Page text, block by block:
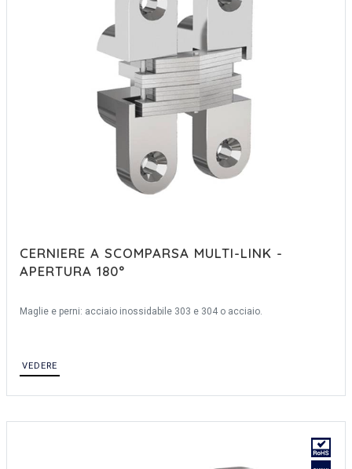
CERNIERE A SCOMPARSA MULTI-LINK -
APERTURA 180°
Maglie e perni: acciaio inossidabile 303 e 304 o acciaio.
VEDERE